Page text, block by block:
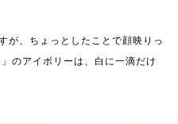
が、ちょっとしたことで顔映りっ
のアイボリーは、白に一滴だけ